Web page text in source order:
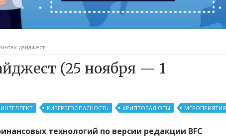
дайджест
(25 ноября — 1
КИБЕРБЕЗОПАСНОСТЬ КРИПТОВАЛЮТЫ МЕРОПРИЯТИЯ
технологий по версии редакции BFC